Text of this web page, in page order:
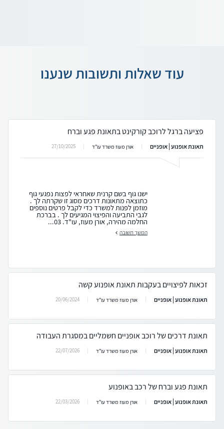
עוד שאלות ותשובות שנענו
פציעה ברגל לרוכב קורקינט בתאונת פגע וברח
תאונת אופנוע | אופניים אורן מעוז משרד עו"ד 27/10/2025
ישנו גוף בשם קרנית שאחראי לפצות נפגעי גוף
כתוצאה מתאונות דרכים מסוג זו שקרתה לך .
מוזמן לפנות למשרד כדי לקבל פרטים נוספים
לגבי התביעה והפיצוי המגיעים לך . בברכת
החלמה מהירה, אורן מעוז, עו"ד. 03...
המשך תשובה
זכאות לפיצויים בעקבות תאונת אופנוע קשה
תאונת אופנוע | אופניים אורן מעוז משרד עו"ד 20/06/2024
תאונת דרכים של רוכב אופניים חשמליים במסגרת העבודה
תאונת אופנוע | אופניים אורן מעוז משרד עו"ד 22/07/2026
תאונת פגע וברח של רכב באופנוע
תאונת אופנוע | אופניים אורן מעוז משרד עו"ד 22/03/2026